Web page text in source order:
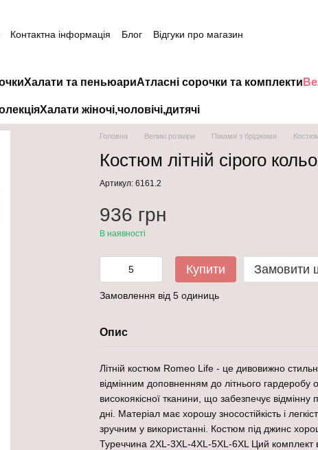
Контактна інформація Блог Відгуки про магазин
Халати та пеньюариАтласні сорочки та комплекти
Халати жіночі,чоловічі,дитячі
Головна Великі розміри Піжами з бріджами
Костюм літній сірого
Артикул: 6161.2
936 грн
В наявності
Купити Замовити
Замовлення від 5 одиниць
Опис
Літній костюм Romeo Life - це дивовижно
відмінним доповненням до літнього гардеробу
високоякісної тканини, що забезпечує відмінну
дні. Матеріал має хорошу зносостійкість і
зручним у використанні. Костюм під джинс
Туреччина 2XL-3XL-4XL-5XL-6XL Ций комплект